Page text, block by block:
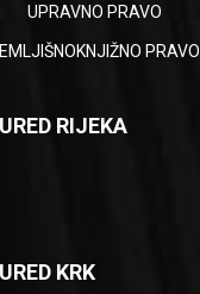
UPRAVNO PRAVO
PRAVO
RIJEKA
KRK